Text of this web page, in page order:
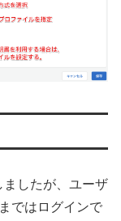
したが、ユーザ
ではログインで